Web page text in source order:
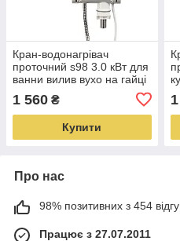
Кран-водонагрівач
проточний s98 3.0 кВт для
ванни вилив вухо на гайці
(9798203)
1 560 ₴
Купити
Про нас
98% позитивних з 454
Працює з 27.07.2011